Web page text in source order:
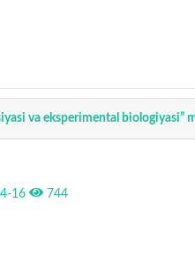
va eksperimental
16 744